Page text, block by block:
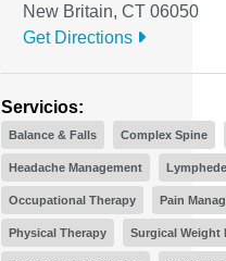
New Britain, CT 06050
Get Directions
Servicios:
Balance & Falls Complex Spine
Headache Management
Occupational Therapy Pain
Physical Therapy Surgical Weight